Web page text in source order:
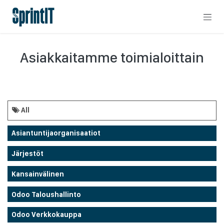
Asiakkaitamme toimialoittain
All
Asiantuntijaorganisaatiot
Järjestöt
Kansainvälinen
Odoo Taloushallinto
Odoo Verkkokauppa